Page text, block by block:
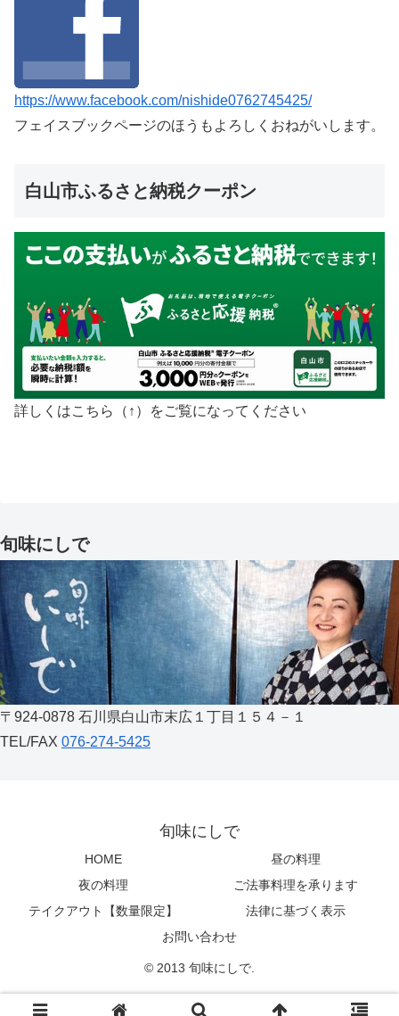
https://www.facebook.com/nishide0762745425/
フェイスブックページのほうもよろしくおねがいします。
白山市ふるさと納税クーポン
詳しくはこちら（↑）をご覧になってください
旬味にしで
〒924-0878 石川県白山市末広１丁目１５４－１
TEL/FAX 076-274-5425
旬味にしで
HOME
昼の料理
夜の料理
ご法事料理を承ります
テイクアウト【数量限定】
法律に基づく表示
お問い合わせ
© 2013 旬味にしで.